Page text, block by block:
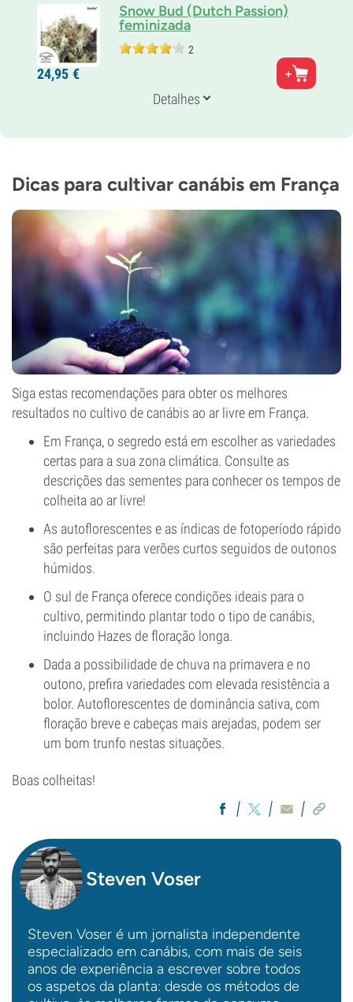
Snow Bud (Dutch Passion)
feminizada
2
Genética
40% Índica /
9%
Tipo de floração
24,95 €
Detalhes
Dicas para cultivar canábis em França
Siga estas recomendações para obter os melhores
resultados no cultivo de canábis ao ar livre em França.
Em França, o segredo está em escolher as variedades
certas para a sua zona climática. Consulte as
descrições das sementes para conhecer os tempos de
colheita ao ar livre!
As autoflorescentes e as índicas de fotoperíodo rápido
são perfeitas para verões curtos seguidos de outonos
húmidos.
O sul de França oferece condições ideais para o
cultivo, permitindo plantar todo o tipo de canábis,
incluindo Hazes de floração longa.
Dada a possibilidade de chuva na primavera e no
outono, prefira variedades com elevada resistência a
bolor. Autoflorescentes de dominância sativa, com
floração breve e cabeças mais arejadas, podem ser
um bom trunfo nestas situações.
Boas colheitas!
Steven Voser
Steven Voser é um jornalista independente
especializado em canábis, com mais de seis
anos de experiência a escrever sobre todos
os aspetos da planta: desde os métodos de